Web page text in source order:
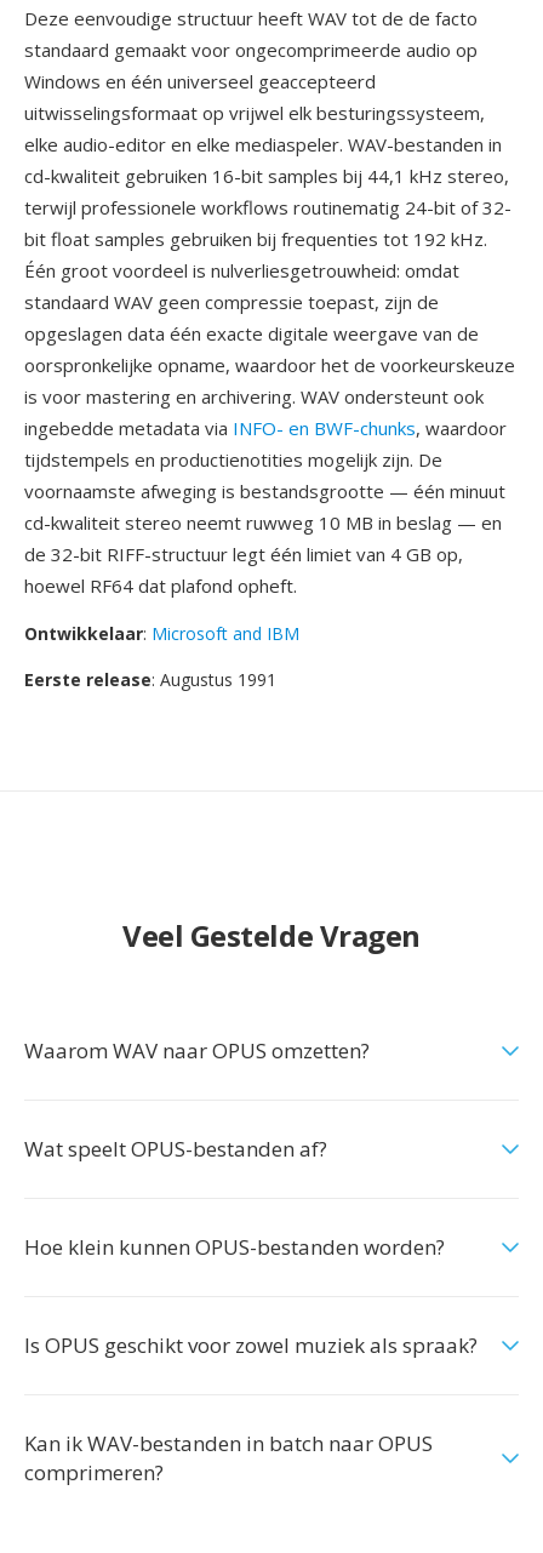
Deze eenvoudige structuur heeft WAV tot de de facto
standaard gemaakt voor ongecomprimeerde audio op
Windows en één universeel geaccepteerd
uitwisselingsformaat op vrijwel elk besturingssysteem,
elke audio-editor en elke mediaspeler. WAV-bestanden in
cd-kwaliteit gebruiken 16-bit samples bij 44,1 kHz stereo,
terwijl professionele workflows routinematig 24-bit of 32-
bit float samples gebruiken bij frequenties tot 192 kHz.
Één groot voordeel is nulverliesgetrouwheid: omdat
standaard WAV geen compressie toepast, zijn de
opgeslagen data één exacte digitale weergave van de
oorspronkelijke opname, waardoor het de voorkeurskeuze
is voor mastering en archivering. WAV ondersteunt ook
ingebedde metadata via INFO- en BWF-chunks, waardoor
tijdstempels en productienotities mogelijk zijn. De
voornaamste afweging is bestandsgrootte — één minuut
cd-kwaliteit stereo neemt ruwweg 10 MB in beslag — en
de 32-bit RIFF-structuur legt één limiet van 4 GB op,
hoewel RF64 dat plafond opheft.
Ontwikkelaar: Microsoft and IBM
Eerste release: Augustus 1991
Veel Gestelde Vragen
Waarom WAV naar OPUS omzetten?
Wat speelt OPUS-bestanden af?
Hoe klein kunnen OPUS-bestanden worden?
Is OPUS geschikt voor zowel muziek als spraak?
Kan ik WAV-bestanden in batch naar OPUS
comprimeren?